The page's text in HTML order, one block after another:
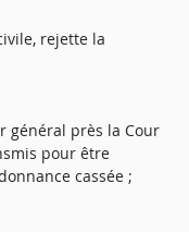
rejette la
général près la Cour
pour être
cassée ;